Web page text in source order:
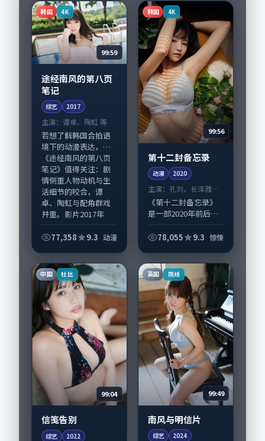
合，蒋欣、木村拓哉
与配角群戏并重。影
片20...
07-23纳入...
韩国 4K
99:59
途经南风的第八页
笔记
综艺 2017
主演： 谭卓、陶虹 等
若想了解韩国合拍语
境下的动漫表达，
《途经南风的第八页
笔记》值得关注：剧
情侧重人物动机与生
活细节的咬合，谭
卓、陶虹与配角群戏
并重。影片2017年
77,358
9.3 动漫
韩国 4K
99:56
第十二封备忘录
动漫 2020
主演：孔刘、长泽雅美
等
《第十二封备忘录》
是一部2020年前后推
陈凯歌执导，孔刘、
重要戏份。故事围绕
当代都市中的抉...
78,055 9.3 惊悚
中国 杜比
99:04
信笺告别
综艺 2022
英国 院线
99:49
南风与明信片
综艺 2024